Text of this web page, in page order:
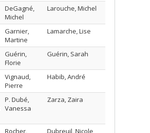
DeGagné,
Michel
Larouche, Michel
Garnier,
Martine
Lamarche, Lise
Guérin,
Florie
Guérin, Sarah
Vignaud,
Pierre
Habib, André
P. Dubé,
Vanessa
Zarza, Zaira
Rocher,
Dubreuil, Nicole